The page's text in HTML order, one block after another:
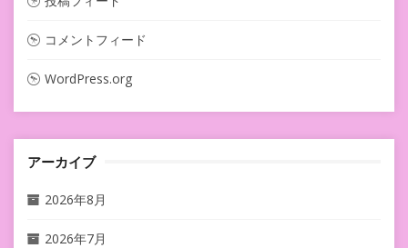
コメントフィード
WordPress.org
アーカイブ
2026年8月
2026年7月